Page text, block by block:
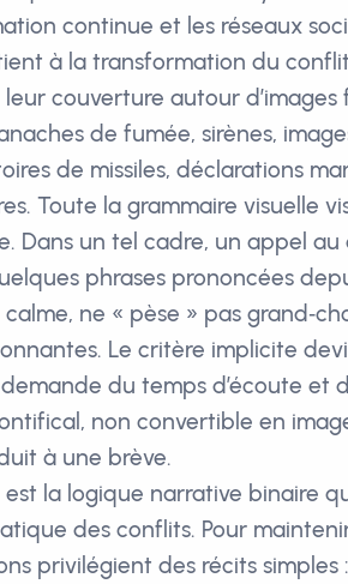
continue et les réseaux
à la transformation du
couverture autour
de fumée, sirènes,
de missiles, déclarations
Toute la grammaire visuelle
Dans un tel cadre, un appel au
phrases prononcées
ne « pèse » pas
Le critère implicite
du temps d’écoute et
non convertible en
à une brève.
est la logique narrative binaire
des conflits. Pour
privilégient des récits